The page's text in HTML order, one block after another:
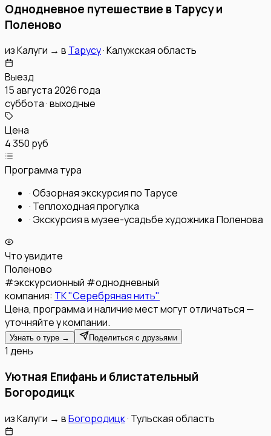
Однодневное путешествие в Тарусу и
Поленово
изКалуги → в Тарусу·Калужская область
Выезд
15 августа 2026 года
суббота · выходные
Цена
4 350 руб
Программа тура
·Обзорная экскурсия по Тарусе
· Теплоходная прогулка
· Экскурсия в музее-усадьбе художника Поленова
Что увидите
Поленово
#экскурсионный #однодневный
компания: ТК "Серебряная нить"
Цена, программа и наличие мест могут отличаться —
уточняйте у компании.
Узнать о туре → Поделиться с друзьями
1 день
Уютная Епифань и блистательный
Богородицк
изКалуги → вБогородицк· Тульская область